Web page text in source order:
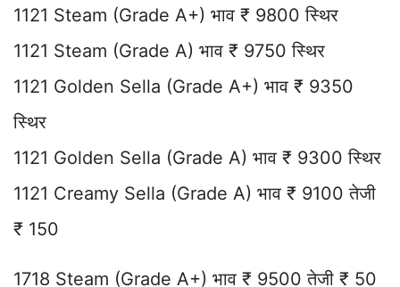
1121 Steam (Grade A+) भाव ₹ 9800 स्थिर
1121 Steam (Grade A) भाव ₹ 9750 स्थिर
1121 Golden Sella (Grade A+) भाव ₹ 9350
स्थिर
1121 Golden Sella (Grade A) भाव ₹ 9300 स्थिर
1121 Creamy Sella (Grade A) भाव ₹ 9100 तेजी
₹ 150
1718 Steam (Grade A+) भाव ₹ 9500 तेजी ₹ 50